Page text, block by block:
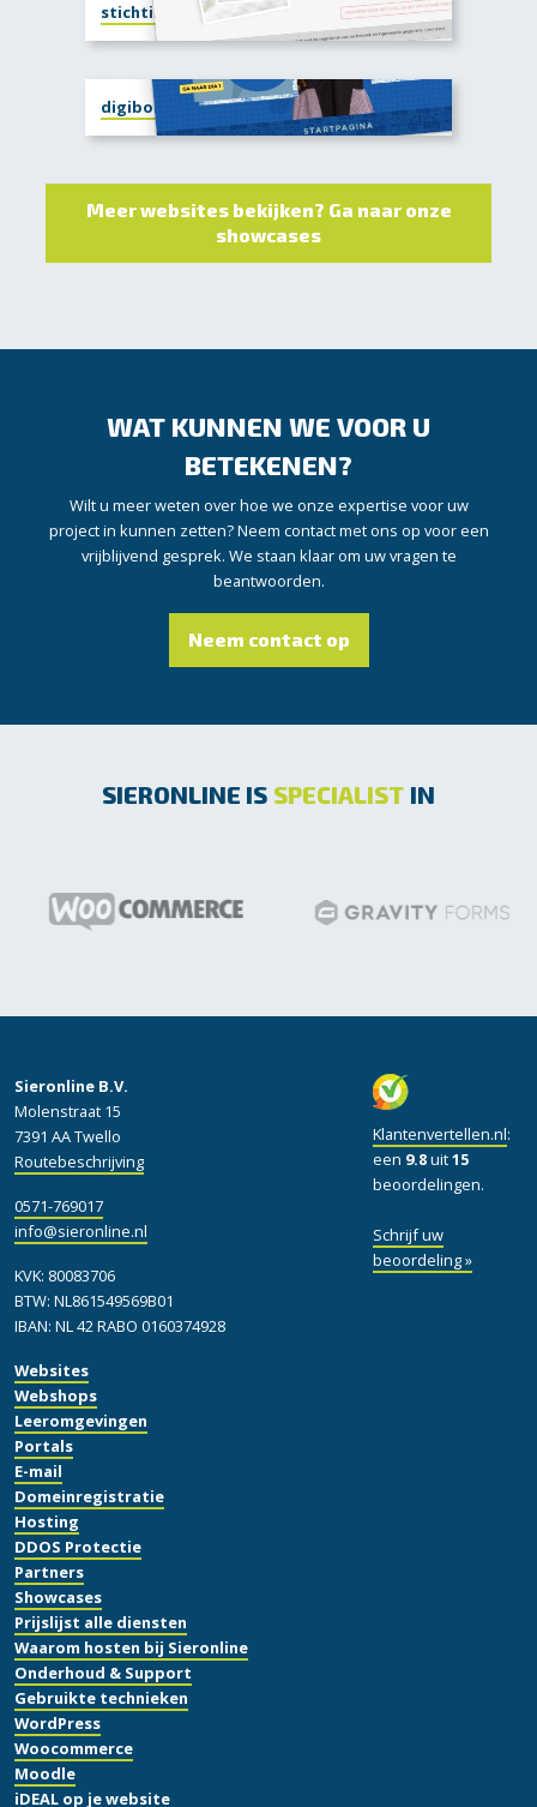
stichtingisabel.nl
digibord.compassion.nl
Meer websites bekijken? Ga naar onze
showcases
WAT KUNNEN WE VOOR U
BETEKENEN?
Wilt u meer weten over hoe we onze expertise voor uw
project in kunnen zetten? Neem contact met ons op voor een
vrijblijvend gesprek. We staan klaar om uw vragen te
beantwoorden.
Neem contact op
SIERONLINE IS SPECIALIST IN
Websites
Webshops
Leeromgevingen
Portals
E-mail
Domeinregistratie
Hosting
DDOS Protectie
Partners
Showcases
Prijslijst alle diensten
Waarom hosten bij Sieronline
Onderhoud & Support
Gebruikte technieken
WordPress
Woocommerce
Moodle
iDEAL op je website
Klantenvertellen.nl:
een 9.8uit15
beoordelingen.
Schrijf uw
beoordeling »
Sieronline B.V.
Molenstraat 15
7391 AA Twello
Routebeschrijving
0571-769017
info@sieronline.nl
KVK: 80083706
BTW: NL861549569B01
IBAN: NL 42 RABO 0160374928